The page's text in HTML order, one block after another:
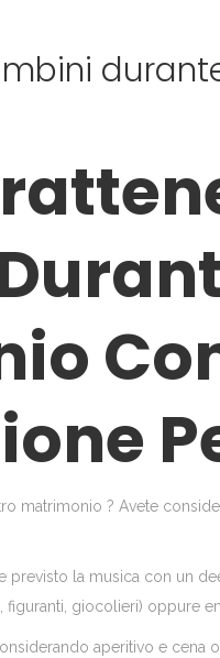
matrimonio ? Avete
previsto la musica con un
giocolieri) oppure
aperitivo e